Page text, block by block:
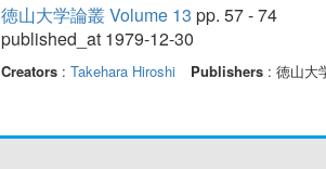
徳山大学論叢 Volume 13 pp. 57 - 74
published_at 1979-12-30
Creators: Takehara Hiroshi Publishers: 徳山大